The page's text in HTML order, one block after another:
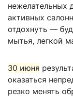
нежелательных
активных
отдохнуть —
мытья, легкой
30 июня
оказаться
резко менять